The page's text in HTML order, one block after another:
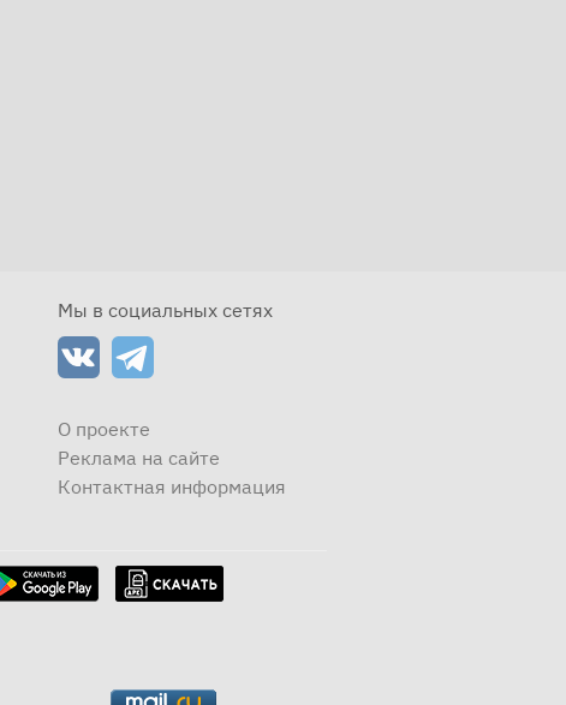
Мы в социальных сетях
О проекте
Реклама на сайте
Контактная информация